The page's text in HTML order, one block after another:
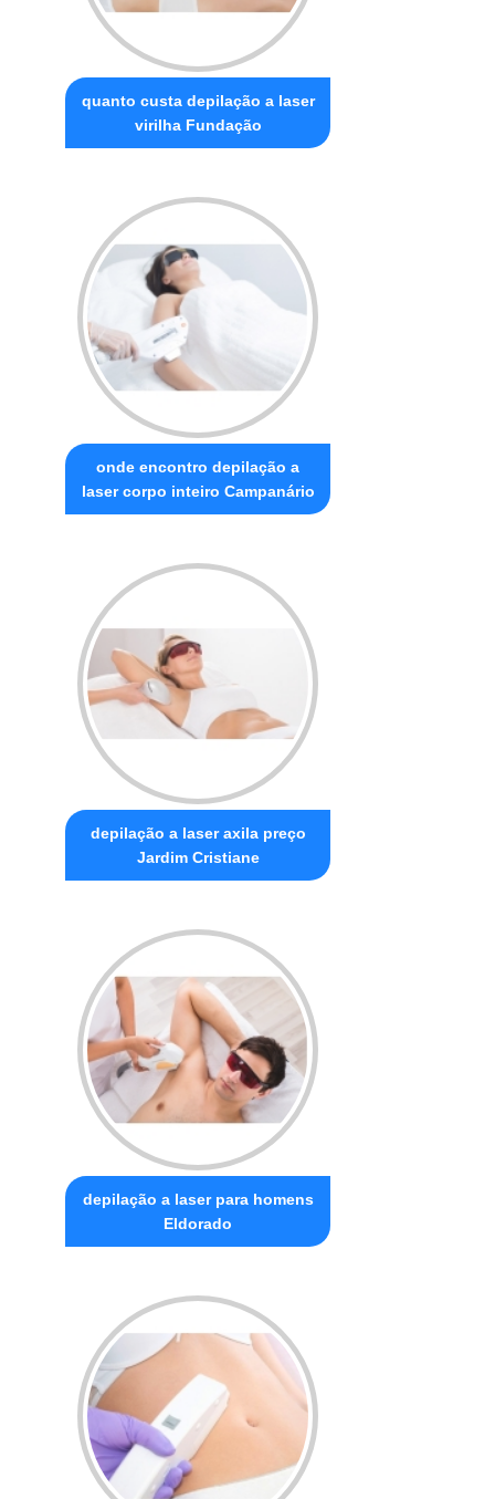
quanto custa depilação a laser
virilha Fundação
onde encontro depilação a
laser corpo inteiro Campanário
depilação a laser axila preço
Jardim Cristiane
depilação a laser para homens
Eldorado